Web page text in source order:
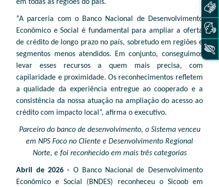
em todas as regiões do país.
“A parceria com o Banco Nacional de Desenvolvimento
Econômico e Social é fundamental para ampliar a oferta
de crédito de longo prazo no país, sobretudo em regiões e
segmentos menos atendidos. Em conjunto, conseguimos
levar esses recursos a quem mais precisa, com
capilaridade e proximidade. Os reconhecimentos refletem
a qualidade da experiência entregue ao cooperado e a
consistência da nossa atuação na ampliação do acesso ao
crédito com impacto local”, afirma o executivo.
Parceiro do banco de desenvolvimento, o Sistema venceu
em NPS Foco no Cliente e Desenvolvimento Regional
Norte, e foi reconhecido em mais três categorias
Abril de 2026 - O Banco Nacional de Desenvolvimento
Econômico e Social (BNDES) reconheceu o Sicoob em